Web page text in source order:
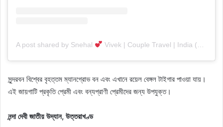
A post shared by Snehal Vivek | Couple Travel | India (@breathetravelrepeat)
সুন্দরবন বিশ্বের বৃহত্তম ম্যানগ্রোভ বন এবং এখানে রয়েল বেঙ্গল টাইগার পাওয়া যায়।
এই জায়গাটি প্রকৃতি প্রেমী এবং বন্যপ্রাণী প্রেমীদের জন্য উপযুক্ত।
নন্দা দেবী জাতীয় উদ্যান, উত্তরাখণ্ড